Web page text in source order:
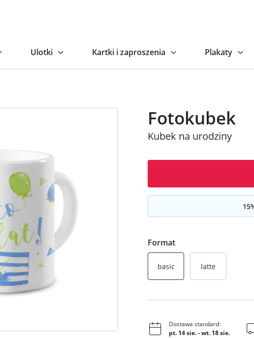
Ulotki Kartki i zaproszenia Plakaty
Fotokubek
Kubek na urodziny
15
Format
basic latte
Dostawa standard:
pt. 14 sie.-wt. 18 sie.